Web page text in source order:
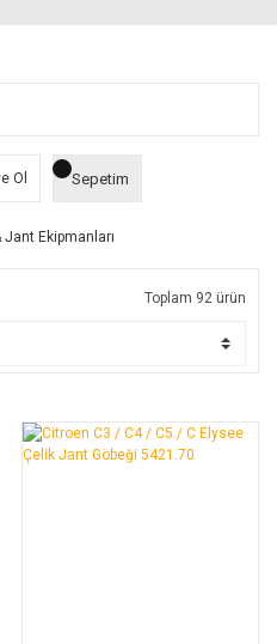
Ol Sepetim
Jant Ekipmanları
Toplam 92 ürün